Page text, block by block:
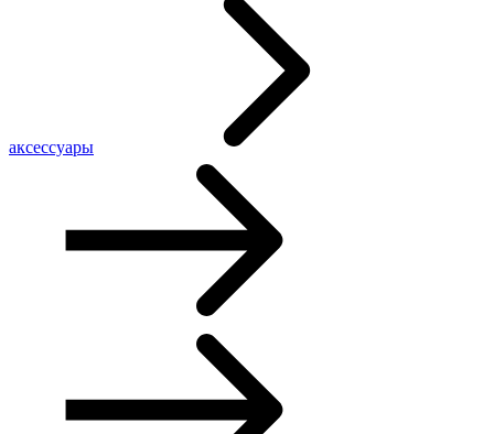
аксессуары